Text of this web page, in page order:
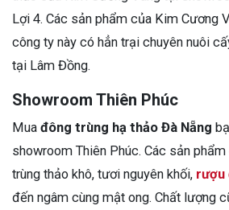
Lợi 4. Các sản phẩm của Kim Cương
công ty này có hẳn trại chuyên nuôi
tại Lâm Đồng.
Showroom Thiên Phúc
Mua đông trùng hạ thảo Đà Nẵng
showroom Thiên Phúc. Các sản
trùng thảo khô, tươi nguyên khối, rượu
đến ngâm cùng mật ong. Chất lượng